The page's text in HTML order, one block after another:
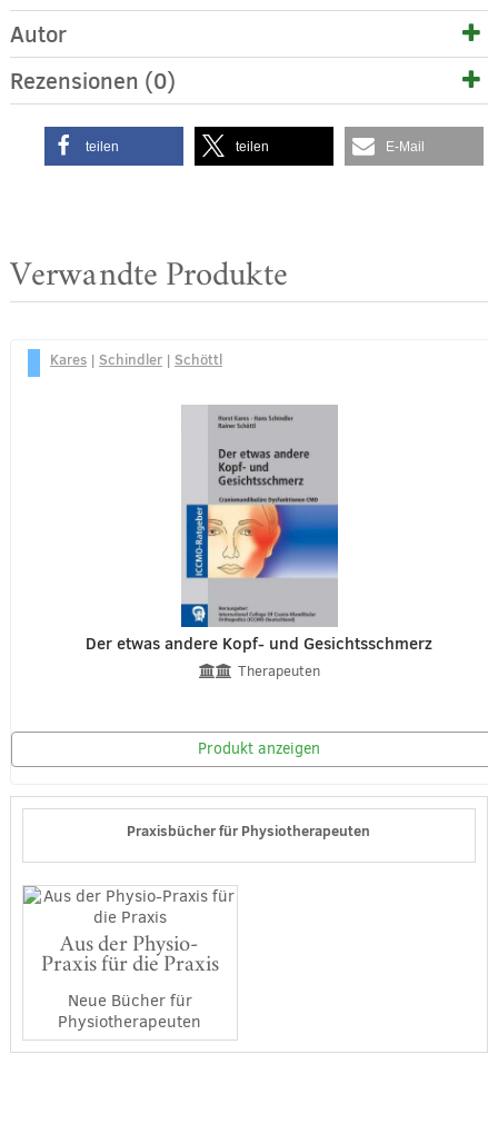
Autor
Rezensionen (0)
teilen teilen E-Mail
Verwandte Produkte
Kares| Schindler| Schöttl
Der etwas andere Kopf- und Gesichtsschmerz
Therapeuten
Produkt anzeigen
Praxisbücher für Physiotherapeuten
Aus der Physio-
Praxis für die Praxis
Neue Bücher für
Physiotherapeuten